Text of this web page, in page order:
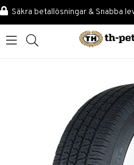
Säkra betallösningar & Snabba